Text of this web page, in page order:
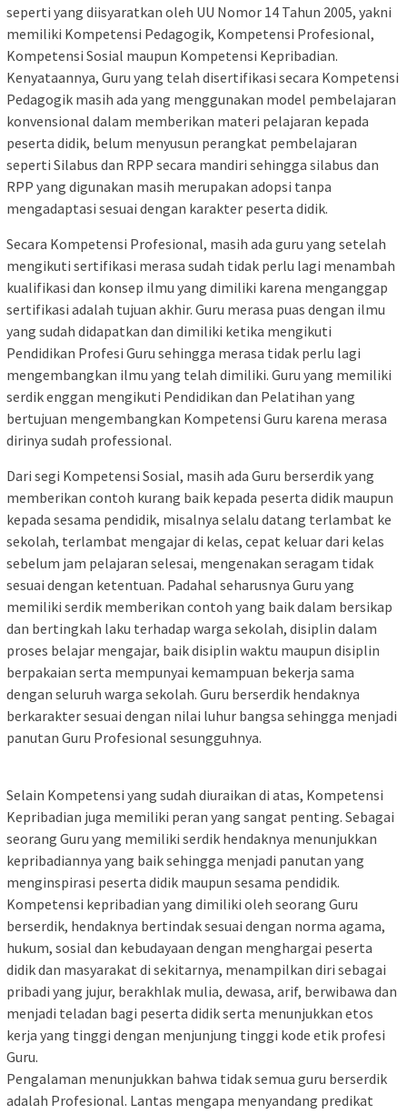
seperti yang diisyaratkan oleh UU Nomor 14 Tahun 2005, yakni
memiliki Kompetensi Pedagogik, Kompetensi Profesional,
Kompetensi Sosial maupun Kompetensi Kepribadian.
Kenyataannya, Guru yang telah disertifikasi secara Kompetensi
Pedagogik masih ada yang menggunakan model pembelajaran
konvensional dalam memberikan materi pelajaran kepada
peserta didik, belum menyusun perangkat pembelajaran
seperti Silabus dan RPP secara mandiri sehingga silabus dan
RPP yang digunakan masih merupakan adopsi tanpa
mengadaptasi sesuai dengan karakter peserta didik.
Secara Kompetensi Profesional, masih ada guru yang setelah
mengikuti sertifikasi merasa sudah tidak perlu lagi menambah
kualifikasi dan konsep ilmu yang dimiliki karena menganggap
sertifikasi adalah tujuan akhir. Guru merasa puas dengan ilmu
yang sudah didapatkan dan dimiliki ketika mengikuti
Pendidikan Profesi Guru sehingga merasa tidak perlu lagi
mengembangkan ilmu yang telah dimiliki. Guru yang memiliki
serdik enggan mengikuti Pendidikan dan Pelatihan yang
bertujuan mengembangkan Kompetensi Guru karena merasa
dirinya sudah professional.
Dari segi Kompetensi Sosial, masih ada Guru berserdik yang
memberikan contoh kurang baik kepada peserta didik maupun
kepada sesama pendidik, misalnya selalu datang terlambat ke
sekolah, terlambat mengajar di kelas, cepat keluar dari kelas
sebelum jam pelajaran selesai, mengenakan seragam tidak
sesuai dengan ketentuan. Padahal seharusnya Guru yang
memiliki serdik memberikan contoh yang baik dalam bersikap
dan bertingkah laku terhadap warga sekolah, disiplin dalam
proses belajar mengajar, baik disiplin waktu maupun disiplin
berpakaian serta mempunyai kemampuan bekerja sama
dengan seluruh warga sekolah. Guru berserdik hendaknya
berkarakter sesuai dengan nilai luhur bangsa sehingga menjadi
panutan Guru Profesional sesungguhnya.
Selain Kompetensi yang sudah diuraikan di atas, Kompetensi
Kepribadian juga memiliki peran yang sangat penting. Sebagai
seorang Guru yang memiliki serdik hendaknya menunjukkan
kepribadiannya yang baik sehingga menjadi panutan yang
menginspirasi peserta didik maupun sesama pendidik.
Kompetensi kepribadian yang dimiliki oleh seorang Guru
berserdik, hendaknya bertindak sesuai dengan norma agama,
hukum, sosial dan kebudayaan dengan menghargai peserta
didik dan masyarakat di sekitarnya, menampilkan diri sebagai
pribadi yang jujur, berakhlak mulia, dewasa, arif, berwibawa dan
menjadi teladan bagi peserta didik serta menunjukkan etos
kerja yang tinggi dengan menjunjung tinggi kode etik profesi
Guru.
Pengalaman menunjukkan bahwa tidak semua guru berserdik
adalah Profesional. Lantas mengapa menyandang predikat